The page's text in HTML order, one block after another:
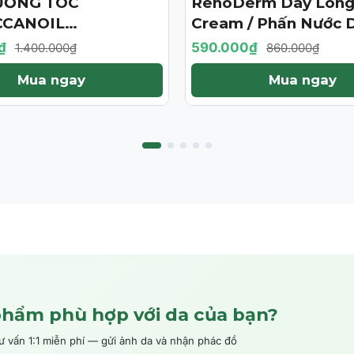
125ML (PHIÊN
HẠN)
1.400.000₫
Mua ngay
Cream / Phấn Nước
Da Chống Nắng-
Tự Nhiên
590.000₫ 860.000₫
Mua ngay
phù hợp với da của bạn?
vấn 1:1 miễn phí — gửi ảnh da và nhận phác đồ